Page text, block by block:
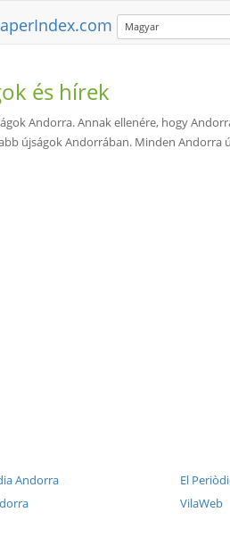
Magyar
és hírek
Andorra. Annak ellenére, hogy
újságok Andorrában. Minden Andorra
Andorra
El
VilaWeb